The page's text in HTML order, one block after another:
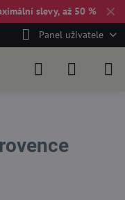
✕
slevy, až 50 %
Panel uživatele